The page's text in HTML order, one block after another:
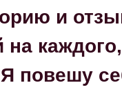
и
на
повешу